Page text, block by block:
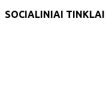
SOCIALINIAI TINKLAI